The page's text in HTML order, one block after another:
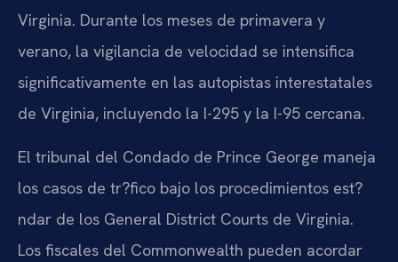
Virginia. Durante los meses de primavera y
verano, la vigilancia de velocidad se intensifica
significativamente en las autopistas interestatales
de Virginia, incluyendo la I-295 y la I-95 cercana.
El tribunal del Condado de Prince George maneja
los casos de tr?fico bajo los procedimientos est?
ndar de los General District Courts de Virginia.
Los fiscales del Commonwealth pueden acordar